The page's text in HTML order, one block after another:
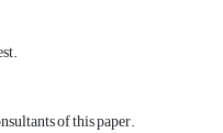
of this paper.